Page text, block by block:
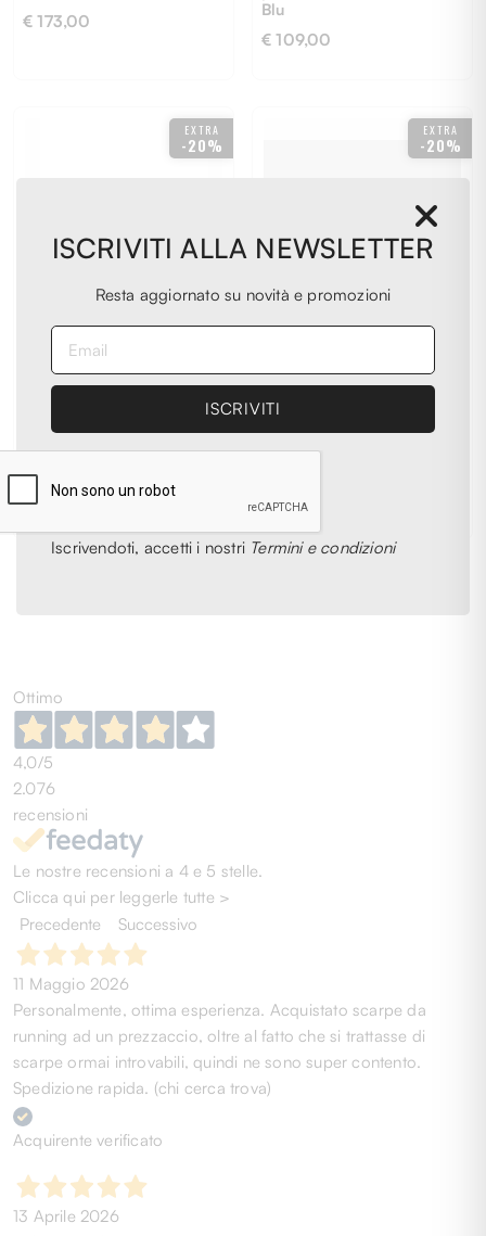
ISCRIVITI ALLA NEWSLETTER
Resta aggiornato su novità e promozioni
Iscrivendoti, accetti i nostri Termini e condizioni
€ 173,00
Blu
€ 109,00
EXTRA
-20%
PIQUADRO
piquadro
pb6554w129-n
€ 109,00
EXTRA
-20%
PIQUADRO
Portacarte Adulto
unisex piquadro
PP4822S141R-CU
€ 95,00
Ottimo
4,0/5
2.076
recensioni
Le nostre recensioni a 4 e 5 stelle.
Clicca qui per leggerle tutte >
Precedente
Successivo
11 Maggio 2026
Personalmente, ottima esperienza. Acquistato scarpe da
running ad un prezzaccio, oltre al fatto che si trattasse di
scarpe ormai introvabili, quindi ne sono super contento.
Spedizione rapida. (chi cerca trova)
Acquirente verificato
13 Aprile 2026